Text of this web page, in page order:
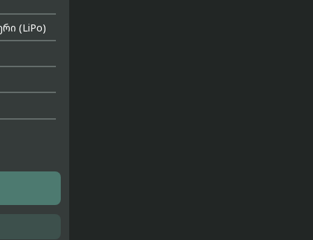
(LiPo)